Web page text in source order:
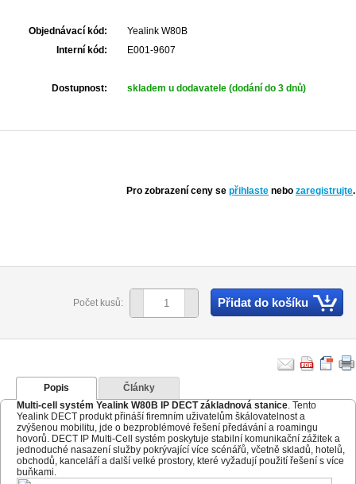
Objednávací kód:
Yealink W80B
Interní kód:
E001-9607
Dostupnost: skladem u dodavatele (dodání do 3 dnů)
Pro zobrazení ceny se přihlaste nebo zaregistrujte.
Počet kusů: Přidat do košíku
Popis
Články
Multi-cell systém Yealink W80B IP DECT základnová stanice . Tento
Yealink DECT produkt přináší firemním uživatelům škálovatelnost a
zvýšenou mobilitu, jde o bezproblémové řešení předávání a roamingu
hovorů. DECT IP Multi-Cell systém poskytuje stabilní komunikační zážitek a
jednoduché nasazení služby pokrývající více scénářů, včetně skladů, hotelů,
obchodů, kanceláří a další velké prostory, které vyžadují použití řešení s více
buňkami.